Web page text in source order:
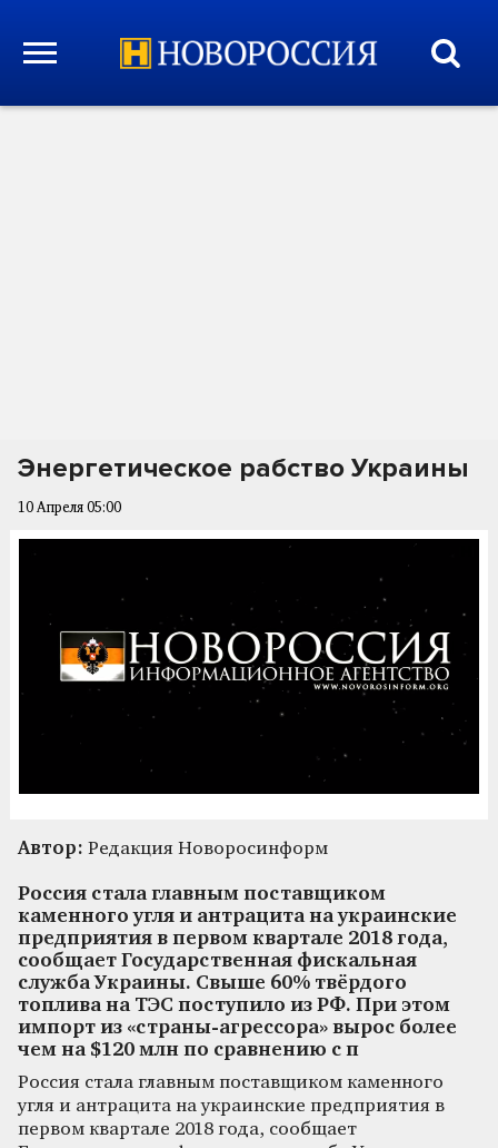
Энергетическое рабство Украины
10 Апреля 05:00
Автор: Редакция Новоросинформ
Россия стала главным поставщиком
каменного угля и антрацита на украинские
предприятия в первом квартале 2018 года,
сообщает Государственная фискальная
служба Украины. Свыше 60% твёрдого
топлива на ТЭС поступило из РФ. При этом
импорт из «страны-агрессора» вырос более
чем на $120 млн по сравнению с п
Россия стала главным поставщиком каменного
угля и антрацита на украинские предприятия в
первом квартале 2018 года, сообщает